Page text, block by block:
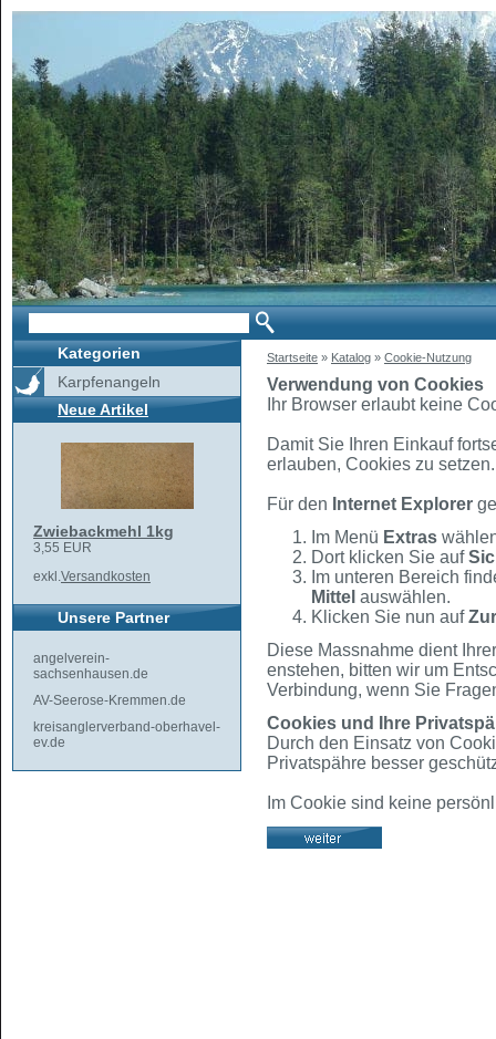
Kategorien
Karpfenangeln
Neue Artikel
Zwiebackmehl 1kg
3,55 EUR
exkl.Versandkosten
Unsere Partner
angelverein-
sachsenhausen.de
AV-Seerose-Kremmen.de
kreisanglerverband-oberhavel-
ev.de
Startseite » Katalog » Cookie-Nutzung
Verwendung von Cookies
Ihr Browser erlaubt keine
Damit Sie Ihren Einkauf
erlauben, Cookies zu setzen.
Für den Internet Explorer
Im Menü Extras
Dort klicken Sie auf
Im unteren Bereich
Mittel auswählen.
Klicken Sie nun auf
Diese Massnahme dient
enstehen, bitten wir um
Verbindung, wenn Sie
Cookies und Ihre
Durch den Einsatz von
Privatspähre besser
Im Cookie sind keine